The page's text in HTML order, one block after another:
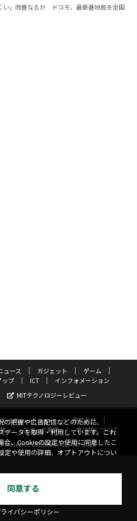
い」改善なるか ドコモ、最新基地局を全国
ュース ガジェット
ゲーム
ップ ICT
インフォメーション
MITテクノロジーレビュー
イバシーポリシー
運営会社
スタッフ募集
電子版について
Research Laboratories, Inc. 2026
把握や広告配信などのために、
データを取得・利用しています。これ
合、Cookieの設定や使用に同意したこ
定や使用の詳細、オプトアウトについ
同意する
イバシーポリシー